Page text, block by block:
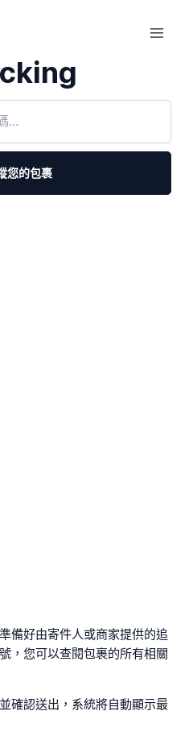
您的包裹
備好由寄件人或商家提供的追
，您可以查閱包裹的所有相關
確認送出，系統將自動顯示最